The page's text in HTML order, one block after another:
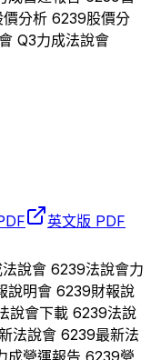
價分析 6239股價分
Q3力成法說會
英文版 PDF
法說會 6239法說會力
說明會 6239財報說
說會下載 6239法說
法說會 6239最新法
成營運報告 6239營